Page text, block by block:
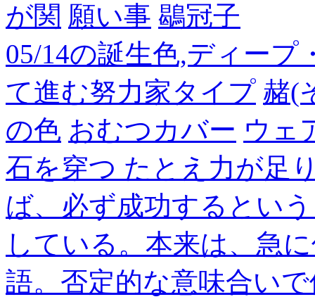
が関 願い事 鶡冠子
05/14の誕生色,ディー
て進む努力家タイプ 赭(
の色 おむつカバー ウェ
石を穿つ たとえ力が足
ば、必ず成功するとい
している。本来は、急
語。否定的な意味合い